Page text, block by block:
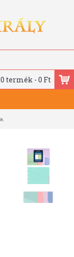
0 termék - 0 Ft